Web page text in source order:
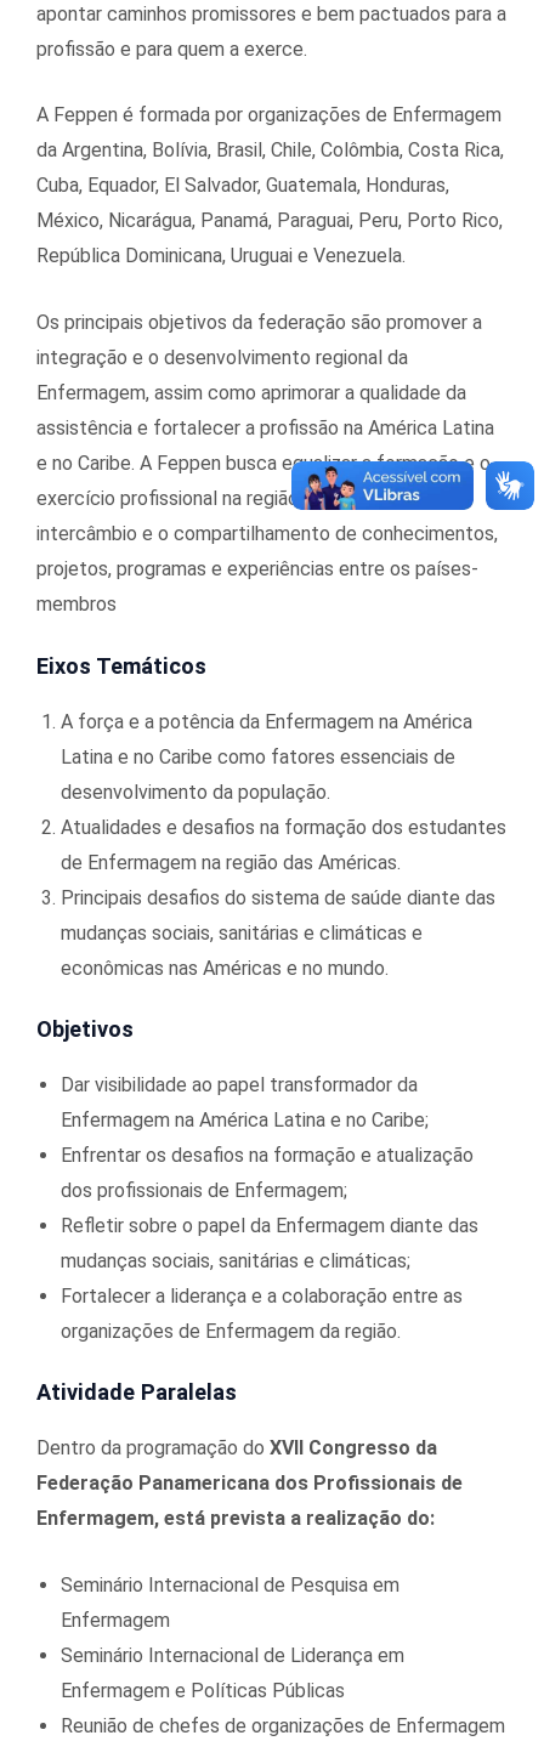
apontar caminhos promissores e bem pactuados para a
profissão e para quem a exerce.
A Feppen é formada por organizações de Enfermagem
da Argentina, Bolívia, Brasil, Chile, Colômbia, Costa Rica,
Cuba, Equador, El Salvador, Guatemala, Honduras,
México, Nicarágua, Panamá, Paraguai, Peru, Porto Rico,
República Dominicana, Uruguai e Venezuela.
Os principais objetivos da federação são promover a
integração e o desenvolvimento regional da
Enfermagem, assim como aprimorar a qualidade da
assistência e fortalecer a profissão na América Latina
e no Caribe. A Feppen busca equalizar a formação e o
exercício profissional na região, a fim de propiciar o
intercâmbio e o compartilhamento de conhecimentos,
projetos, programas e experiências entre os países-
membros
Eixos Temáticos
A força e a potência da Enfermagem na América
Latina e no Caribe como fatores essenciais de
desenvolvimento da população.
Atualidades e desafios na formação dos estudantes
de Enfermagem na região das Américas.
Principais desafios do sistema de saúde diante das
mudanças sociais, sanitárias e climáticas e
econômicas nas Américas e no mundo.
Objetivos
Dar visibilidade ao papel transformador da
Enfermagem na América Latina e no Caribe;
Enfrentar os desafios na formação e atualização
dos profissionais de Enfermagem;
Refletir sobre o papel da Enfermagem diante das
mudanças sociais, sanitárias e climáticas;
Fortalecer a liderança e a colaboração entre as
organizações de Enfermagem da região.
Atividade Paralelas
Dentro da programação do XVII Congresso da
Federação Panamericana dos Profissionais de
Enfermagem, está prevista a realização do:
Seminário Internacional de Pesquisa em
Enfermagem
Seminário Internacional de Liderança em
Enfermagem e Políticas Públicas
Reunião de chefes de organizações de Enfermagem